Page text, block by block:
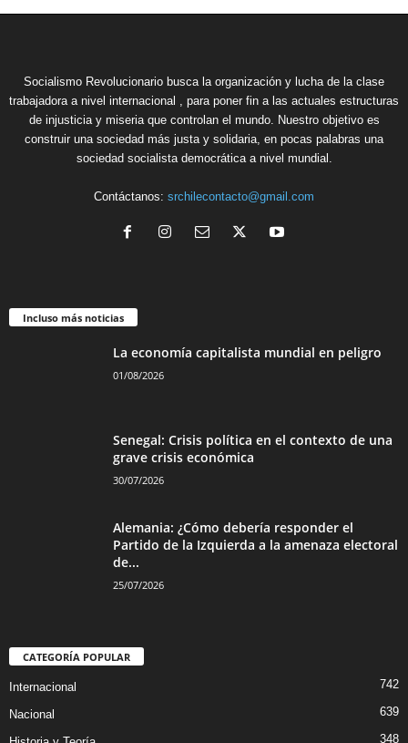
Socialismo Revolucionario busca la organización y lucha de la clase
trabajadora a nivel internacional , para poner fin a las actuales estructuras
de injusticia y miseria que controlan el mundo. Nuestro objetivo es
construir una sociedad más justa y solidaria, en pocas palabras una
sociedad socialista democrática a nivel mundial.
Contáctanos: srchilecontacto@gmail.com
Incluso más noticias
La economía capitalista mundial en peligro
01/08/2026
Senegal: Crisis política en el contexto de una
grave crisis económica
30/07/2026
Alemania: ¿Cómo debería responder el
Partido de la Izquierda a la amenaza electoral
de...
25/07/2026
CATEGORÍA POPULAR
Internacional 742
Nacional 639
348